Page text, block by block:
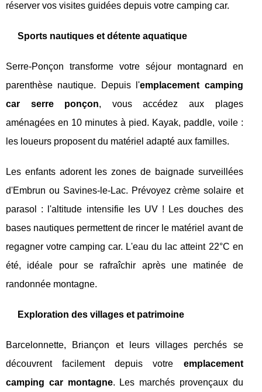
réserver vos visites guidées depuis votre camping car.
Sports nautiques et détente aquatique
Serre-Ponçon transforme votre séjour montagnard en
parenthèse nautique. Depuis l'emplacement camping
car serre ponçon, vous accédez aux plages
aménagées en 10 minutes à pied. Kayak, paddle, voile :
les loueurs proposent du matériel adapté aux familles.
Les enfants adorent les zones de baignade surveillées
d'Embrun ou Savines-le-Lac. Prévoyez crème solaire et
parasol : l'altitude intensifie les UV ! Les douches des
bases nautiques permettent de rincer le matériel avant de
regagner votre camping car. L'eau du lac atteint 22°C en
été, idéale pour se rafraîchir après une matinée de
randonnée montagne.
Exploration des villages et patrimoine
Barcelonnette, Briançon et leurs villages perchés se
découvrent facilement depuis votre emplacement
camping car montagne. Les marchés provençaux du